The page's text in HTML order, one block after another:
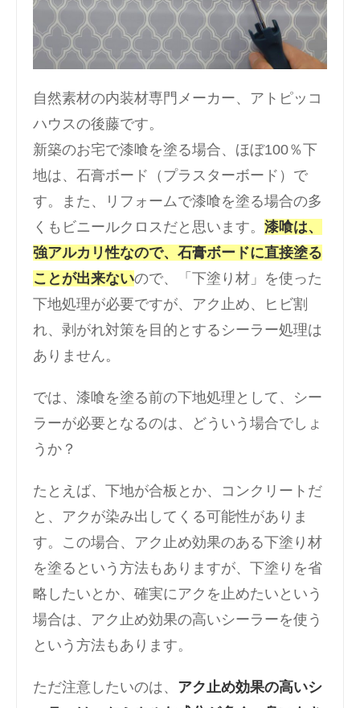
自然素材の内装材専門メーカー、アトピッコ
ハウスの後藤です。
新築のお宅で漆喰を塗る場合、ほぼ100％下
地は、石膏ボード（プラスターボード）で
す。また、リフォームで漆喰を塗る場合の多
くもビニールクロスだと思います。 漆喰は、
強アルカリ性なので、石膏ボードに直接塗る
ことが出来ないので、「下塗り材」を使った
下地処理が必要ですが、アク止め、ヒビ割
れ、剥がれ対策を目的とするシーラー処理は
ありません。
では、漆喰を塗る前の下地処理として、シー
ラーが必要となるのは、どういう場合でしょ
うか？
たとえば、下地が合板とか、コンクリートだ
と、アクが染み出してくる可能性がありま
す。この場合、アク止め効果のある下塗り材
を塗るという方法もありますが、下塗りを省
略したいとか、確実にアクを止めたいという
場合は、アク止め効果の高いシーラーを使う
という方法もあります。
ただ注意したいのは、 アク止め効果の高いシ